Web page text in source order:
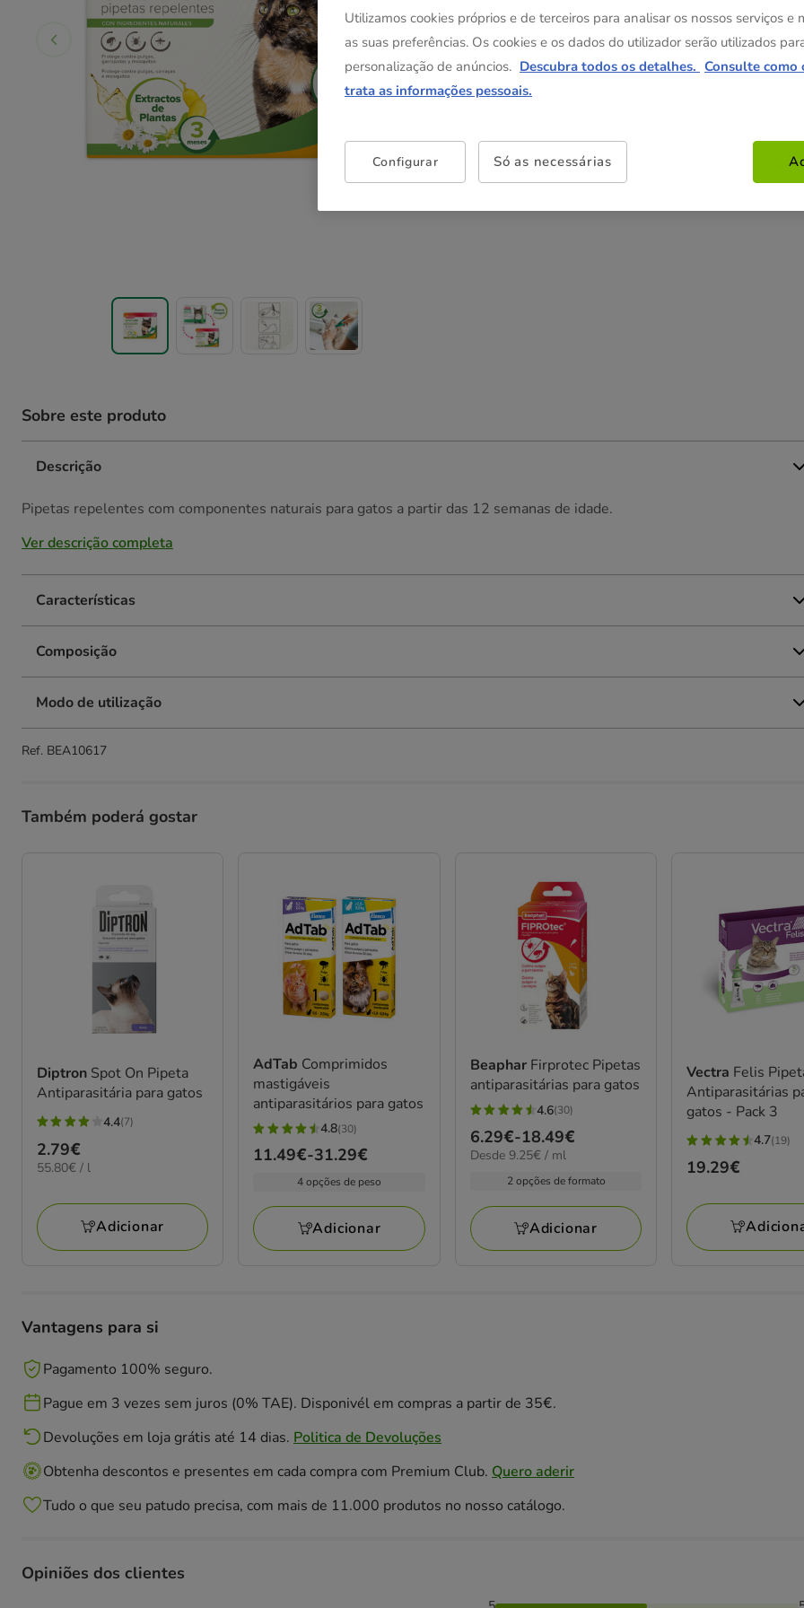
Sobre este produto
Descrição
Pipetas repelentes com componentes naturais para gatos a partir das 12 semanas de idade.
Ver descrição completa
Características
Composição
Modo de utilização
Ref. BEA10617
Também poderá gostar
Diptron Spot On Pipeta
Antiparasitária para gatos
4.4
estrelas
com
avaliações
4.4(7)
Preço
2.79€
2.79€
55.80€
55.80€ / l
Adicionar
AdTab Comprimidos
mastigáveis
antiparasitários para gatos
4.8
estrelas
30
avaliações
4.8(30)
Preço
a
31.29€
11.49€-31.29€
4 opções de peso
Adicionar
Beaphar Firprotec Pipetas
antiparasitárias para gatos
4.6
estrelas
com
avaliações
4.6(30)
Preço
de
6.29€
18.49€
6.29€-18.49€
9.25€
Desde 9.25€ / ml
2 opções de formato
Adicionar
Vectra Felis
Antiparasitárias
gatos - Pack 3
4.7
estrelas
19
avaliações
4.7(19)
Preço
19.29€
Vantagens para si
Pagamento 100% seguro.
Pague em 3 vezes sem juros (0% TAE). Disponivél em compras a partir de 35€.
Devoluções em loja grátis até 14 dias. Politica de Devoluções
Obtenha descontos e presentes em cada compra com Premium Club. Quero aderir
Tudo o que seu patudo precisa, com mais de 11.000 produtos no nosso catálogo.
Opiniões dos clientes
Utilizamos cookies próprios e de terceiros para analisar os nossos serviços e
as suas preferências. Os cookies e os dados do utilizador serão utilizados
personalização de anúncios. Descubra todos os detalhes. Consulte como
trata as informações pessoais.
Configurar Só as necessárias